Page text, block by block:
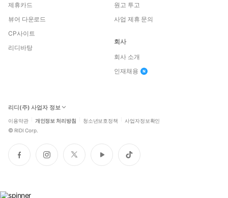
제휴카드
뷰어 다운로드
CP사이트
리디바탕
원고 투고
사업 제휴 문의
회사
회사 소개
인재채용
리디(주) 사업자 정보
이용약관 개인정보 처리방침 청소년보호정책 사업자정보확인
© RIDI Corp.
페
이
인
스
트
위
유
튜
틱
톡